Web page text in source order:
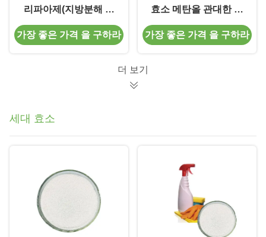
리파아제(지방분해 효
소) 촉매제 CAS 9001-
62-1
가장 좋은 가격 을 구하라
효소 메탄올 관대한 리
파아제(지방분해 효소)
가장 좋은 가격 을 구하라
더 보기
세대 효소